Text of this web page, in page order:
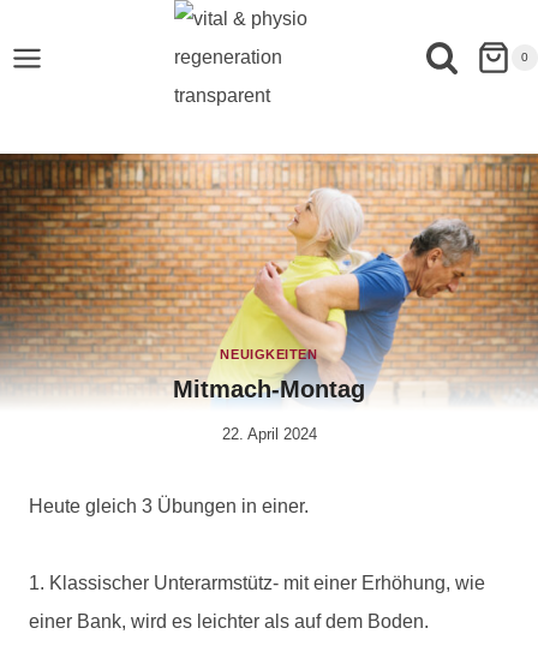
0
NEUIGKEITEN
Mitmach-Montag
Von
22. April 2024
Heute gleich 3 Übungen in einer.
1. Klassischer Unterarmstütz- mit einer Erhöhung, wie
einer Bank, wird es leichter als auf dem Boden.